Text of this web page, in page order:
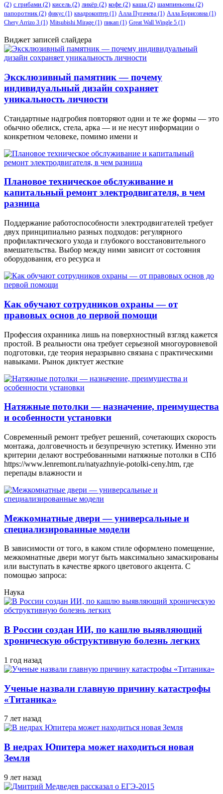
(2) с грибами (2) кисель (2) ликёр (2) кофе (2) каша (2) шампиньоны (2)
папоротник(2) фикус (1) квадрокоптер (1) Алла Пугачева (1) Алла Борисовна (1)
Chery Arrizo 3 (1) Mitsubishi Mirage (1) пикап (1) Great Wall Wingle 5 (1)
Виджет записей слайдера
Эксклюзивный памятник — почему
индивидуальный дизайн сохраняет
уникальность личности
Стандартные надгробия повторяют одни и те же формы — это
обычно обелиск, стела, арка — и не несут информации о
конкретном человеке, помимо имени и
Плановое техническое обслуживание и
капитальный ремонт электродвигателя, в чем
разница
Поддержание работоспособности электродвигателей требует
двух принципиально разных подходов: регулярного
профилактического ухода и глубокого восстановительного
вмешательства. Выбор между ними зависит от состояния
оборудования, его ресурса и
Как обучают сотрудников охраны — от
правовых основ до первой помощи
Профессия охранника лишь на поверхностный взгляд кажется
простой. В реальности она требует серьезной многоуровневой
подготовки, где теория неразрывно связана с практическими
навыками. Рынок диктует жесткие
Натяжные потолки — назначение, преимущества
и особенности установки
Современный ремонт требует решений, сочетающих скорость
монтажа, долговечность и безупречную эстетику. Именно эти
критерии делают востребованными натяжные потолки в СПб
https://www.lenremont.ru/natyazhnyie-potolki-ceny.htm, где
перепады влажности и
Межкомнатные двери — универсальные и
специализированные модели
В зависимости от того, в каком стиле оформлено помещение,
межкомнатные двери могут быть максимально замаскированы
или выступать в качестве яркого цветового акцента. С
помощью запроса:
Наука
В России создан ИИ, по кашлю выявляющий
хроническую обструктивную болезнь легких
1 год назад
Ученые назвали главную причину катастрофы
«Титаника»
7 лет назад
В недрах Юпитера может находиться новая
Земля
9 лет назад